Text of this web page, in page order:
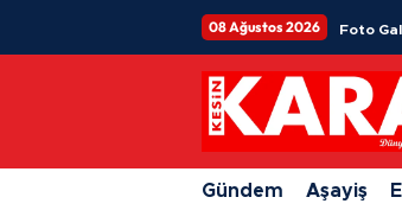
08 Ağustos 2026 Foto
Gündem Aşayiş